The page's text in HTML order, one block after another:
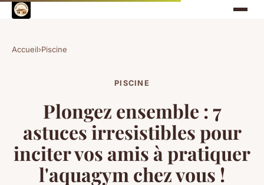
Accueil›Piscine
PISCINE
Plongez ensemble : 7
astuces irresistibles pour
inciter vos amis à pratiquer
l'aquagym chez vous !